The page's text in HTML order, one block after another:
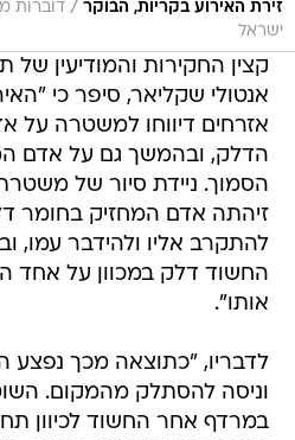
זירת האירוע בקריות, הבוקר / דוברות
ישראל
קצין החקירות והמודיעין של
אנטולי שקליאר, סיפר כי
אזרחים דיווחו למשטרה על
הדלק, ובהמשך גם על אדם
הסמוך. ניידת סיור של
זיהתה אדם המחזיק בחומר
להתקרב אליו ולהידבר עמו,
החשוד דלק במכוון על אחד
אותו".
לדבריו, "כתוצאה מכך נפצע
וניסה להסתלק מהמקום.
במרדף אחר החשוד לכיוון